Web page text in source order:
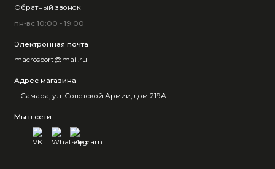
Обратный звонок
пн-вс 10:00 - 19:00
Электронная почта
macrosport@mail.ru
Адрес магазина
г. Самара, ул. Советской Армии, дом 219А
Мы в сети